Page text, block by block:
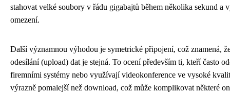
stahovat velké soubory v řádu gigabajtů během několika sekund
omezení.
Další významnou výhodou je symetrické připojení, což znamená,
odesílání (upload) dat je stejná. To ocení především ti, kteří často
firemními systémy nebo využívají videokonference ve vysoké
výrazně pomalejší než download, což může komplikovat některé